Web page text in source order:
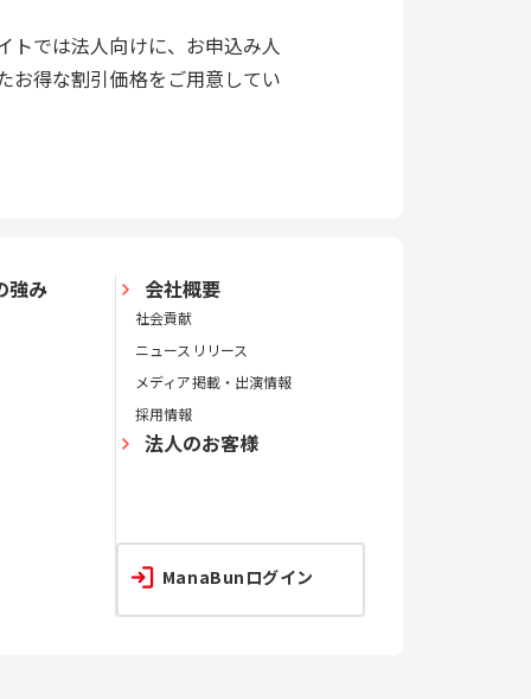
トでは法人向けに、お申込み人
お得な割引価格をご用意してい
強み 会社概要
社会貢献
ニュースリリース
メディア掲載・出演情報
採用情報
法人のお客様
ManaBunログイン